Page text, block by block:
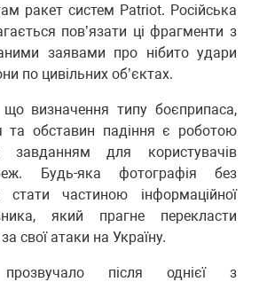
ракет систем Patriot. Російська
пов’язати ці фрагменти з
заявами про нібито удари
по цивільних об’єктах.
що визначення типу боєприпаса,
та обставин падіння є роботою
для користувачів
Будь-яка фотографія без
частиною інформаційної
який прагне перекласти
свої атаки на Україну.
прозвучало після однієї з